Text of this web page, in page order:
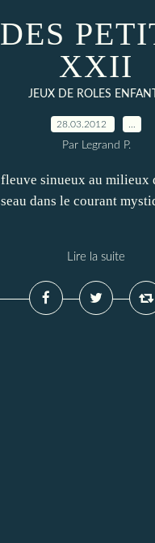
XXII
JEUX DE ROLES
28.03.2012
Par Legrand P.
sinueux au milieux
dans le courant
Lire la suite